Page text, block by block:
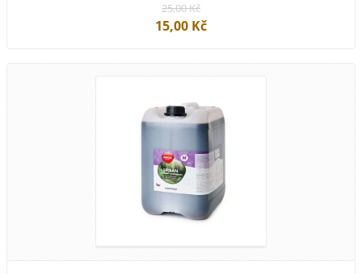
25,00 Kč
15,00 Kč